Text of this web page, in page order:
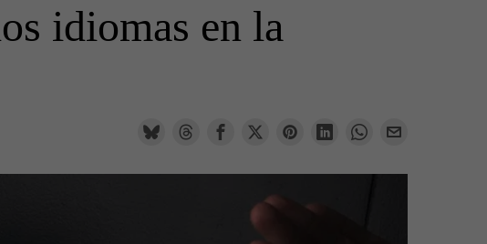
idiomas en la